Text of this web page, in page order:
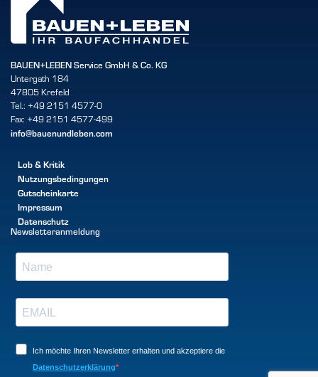
BAUEN+LEBEN Service GmbH & Co. KG
Untergath 184
47805 Krefeld
Tel.: +49 2151 4577-0
Fax: +49 2151 4577-499
info@bauenundleben.com
Lob & Kritik
Nutzungsbedingungen
Gutscheinkarte
Impressum
Datenschutz
Newsletteranmeldung
Ich möchte Ihren Newsletter erhalten und akzeptiere die
Datenschutzerklärung